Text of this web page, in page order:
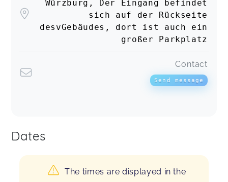
Würzburg, Der Eingang befindet
sich auf der Rückseite
desvGebäudes, dort ist auch ein
großer Parkplatz
Contact
Send message
Dates
The times are displayed in the